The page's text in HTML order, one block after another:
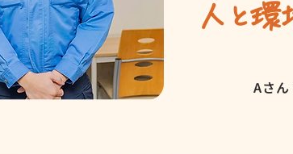
人と環
Aさん